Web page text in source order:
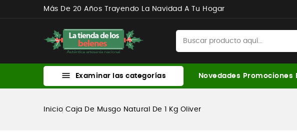
Más De 20 Años Trayendo La Navidad A Tu Hogar
 Examinar las categorías Novedades Promociones
Inicio Caja De Musgo Natural De 1 Kg Oliver